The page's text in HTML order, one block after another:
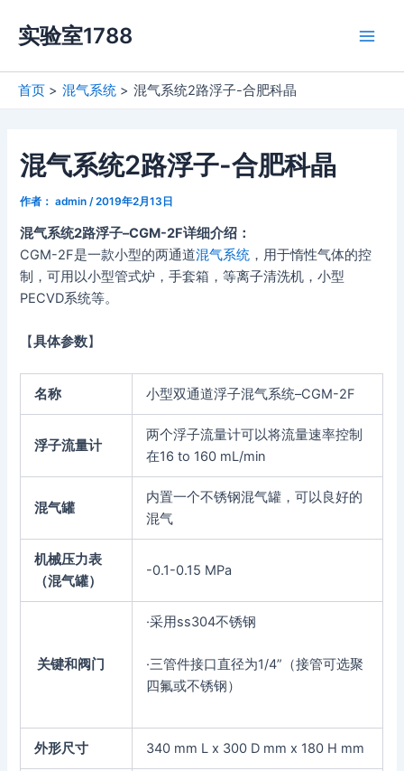
容
实验室1788
首页 混气系统 混气系统2路浮子-合肥科晶
混气系统2路浮子-合肥科晶
作者： admin /2019年2月13日
混气系统2路浮子–CGM-2F详细介绍：
CGM-2F是一款小型的两通道混气系统 ，用于惰性气体的控
制，可用以小型管式炉，手套箱，等离子清洗机，小型
PECVD系统等。
【具体参数】
名称 小型双通道浮子混气系统–CGM-2F
浮子流量计
两个浮子流量计可以将流量速率控制
在16 to 160 mL/min
混气罐
内置一个不锈钢混气罐，可以良好的
混气
机械压力表
（混气罐）
-0.1-0.15 MPa
关键和阀门
·采用ss304不锈钢
·三管件接口直径为1/4”（接管可选聚
四氟或不锈钢）
外形尺寸 340 mm L x 300 D mm x 180 H mm